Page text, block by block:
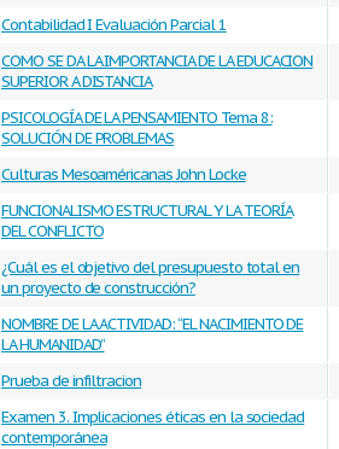
Contabilidad I Evaluación Parcial 1
COMO SE DA LA IMPORTANCIA DE LA EDUCACION
SUPERIOR A DISTANCIA
PSICOLOGÍA DE LA PENSAMIENTO Tema 8:
SOLUCIÓN DE PROBLEMAS
Culturas Mesoaméricanas John Locke
FUNCIONALISMO ESTRUCTURAL Y LA TEORÍA
DEL CONFLICTO
¿Cuál es el objetivo del presupuesto total en
un proyecto de construcción?
NOMBRE DE LA ACTIVIDAD: “EL NACIMIENTO DE
LA HUMANIDAD”
Prueba de infiltracion
Examen 3. Implicaciones éticas en la sociedad
contemporánea